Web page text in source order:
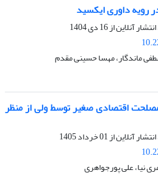
رویه داوری ایکسید
آنلاین از16 دی 1404
ماندگار، مهسا حسینی مقدم
اقتصادی صغیر توسط ولی از منظر
آنلاین از01 خرداد 1405
نیا، علی پورجواهری